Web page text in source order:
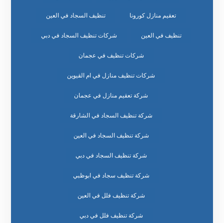
تعقيم منازل كورونا تنظيف السجاد في العين
تنظيف في العين شركات تنظيف السجاد في دبي
شركات تنظيف في عجمان
شركات تنظيف منازل في ام القيوين
شركة تعقيم منازل في عجمان
شركة تنظيف السجاد في الشارقة
شركة تنظيف السجاد في العين
شركة تنظيف السجاد في دبي
شركة تنظيف سجاد في ابوظبي
شركة تنظيف فلل في العين
شركة تنظيف فلل في دبي